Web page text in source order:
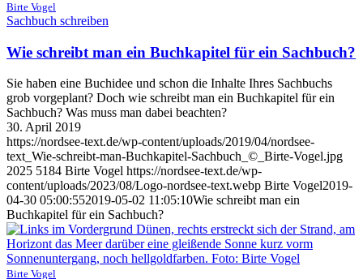
Birte Vogel
Sachbuch schreiben
Wie schreibt man ein Buchkapitel für ein Sachbuch?
Sie haben eine Buchidee und schon die Inhalte Ihres Sachbuchs
grob vorgeplant? Doch wie schreibt man ein Buchkapitel für ein
Sachbuch? Was muss man dabei beachten?
30. April 2019
https://nordsee-text.de/wp-content/uploads/2019/04/nordsee-
text_Wie-schreibt-man-Buchkapitel-Sachbuch_©_Birte-Vogel.jpg
2025 5184 Birte Vogel https://nordsee-text.de/wp-
content/uploads/2023/08/Logo-nordsee-text.webp Birte Vogel2019-
04-30 05:00:552019-05-02 11:05:10Wie schreibt man ein
Buchkapitel für ein Sachbuch?
Birte Vogel